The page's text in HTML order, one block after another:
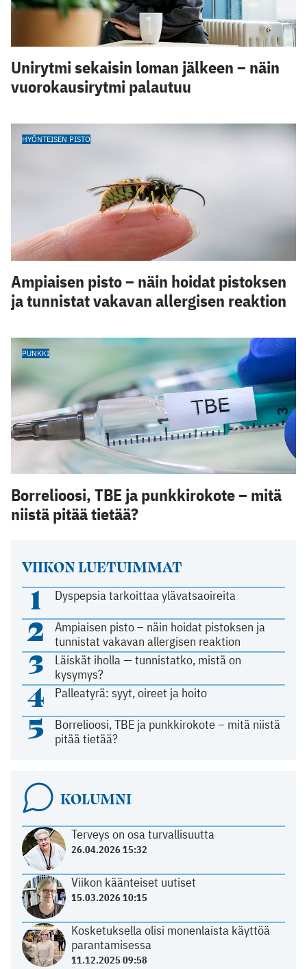
VIIKON LUETUIMMAT
1 Dyspepsia tarkoittaa ylävatsaoireita
2
Ampiaisen pisto – näin hoidat pistoksen ja
tunnistat vakavan allergisen reaktion
3
Läiskät iholla — tunnistatko, mistä on
kysymys?
4 Palleatyrä: syyt, oireet ja hoito
5
Borrelioosi, TBE ja punkkirokote – mitä niistä
pitää tietää?
KOLUMNI
Terveys on osa turvallisuutta
26.04.2026 15:32
Viikon käänteiset uutiset
15.03.2026 10:15
Kosketuksella olisi monenlaista käyttöä
parantamisessa
11.12.2025 09:58
Unirytmi sekaisin loman jälkeen – näin
vuorokausirytmi palautuu
HYÖNTEISEN PISTO
Ampiaisen pisto – näin hoidat pistoksen
ja tunnistat vakavan allergisen reaktion
PUNKKI
Borrelioosi, TBE ja punkkirokote – mitä
niistä pitää tietää?